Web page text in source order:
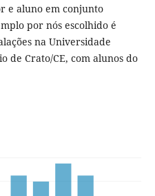
e aluno em conjunto
por nós escolhido é
na Universidade
de Crato/CE, com alunos do